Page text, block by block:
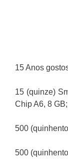
15 Anos
15 (quinze)
Chip A6, 8 GB;
500
500